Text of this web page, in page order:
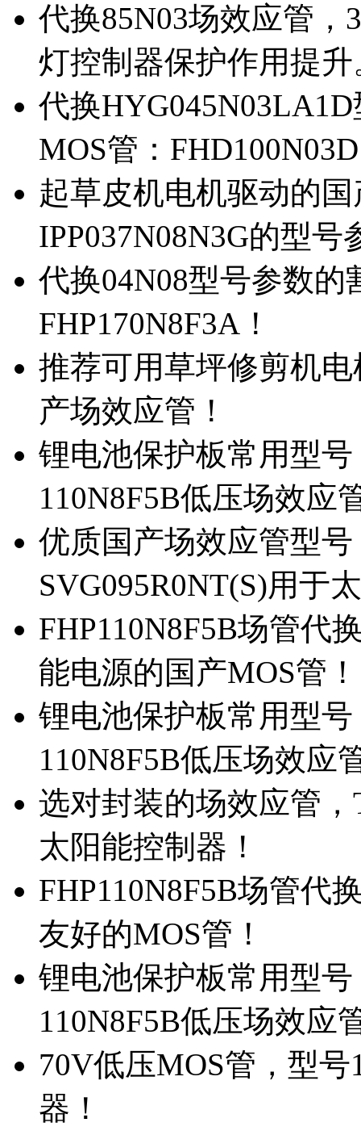
代换85N03场效应管
灯控制器保护作用提升
代换
MOS管：
起草皮机电机驱动的
IPP037N08N3G的型号
代换04N08型号参数
FHP170N8F3A！
推荐可用草坪修剪机电
产场效应管！
锂电池保护板常用型号
110N8F5B低压场效应
优质国产场效应管型
SVG095R0NT(S)用于
FHP110N8F5B场管代
能电源的国产MOS管！
锂电池保护板常用型
110N8F5B低压场效应
选对封装的场效应管
太阳能控制器！
FHP110N8F5B场管代
友好的MOS管！
锂电池保护板常用型
110N8F5B低压场效应
70V低压MOS管，型
器！